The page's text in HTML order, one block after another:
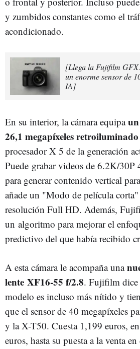
y zumbidos constantes como el
acondicionado.
[Llega la Fujifilm
un enorme sensor de
IA]
En su interior, la cámara equipa
26,1 megapíxeles retroiluminado
procesador X 5 de la generación
Puede grabar videos de 6.2K/30P
para generar contenido vertical
añade un "Modo de película
resolución Full HD. Además,
un algoritmo para mejorar el
predictivo del que había recibido
A esta cámara le acompaña una
lente XF16-55 f/2.8. Fujifilm dice
modelo es incluso más nítido y
que el sensor de 40 megapíxeles
y la X-T50. Cuesta 1,199 euros,
euros, hasta su puesta a la venta